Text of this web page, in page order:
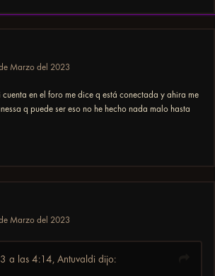
Marzo del 2023
cuenta en el foro me dice q está conectada y ahira me
q puede ser eso no he hecho nada malo hasta
Marzo del 2023
a las 4:14, Antuvaldi dijo: